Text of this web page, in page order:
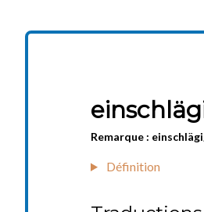
Remarque :
Définition